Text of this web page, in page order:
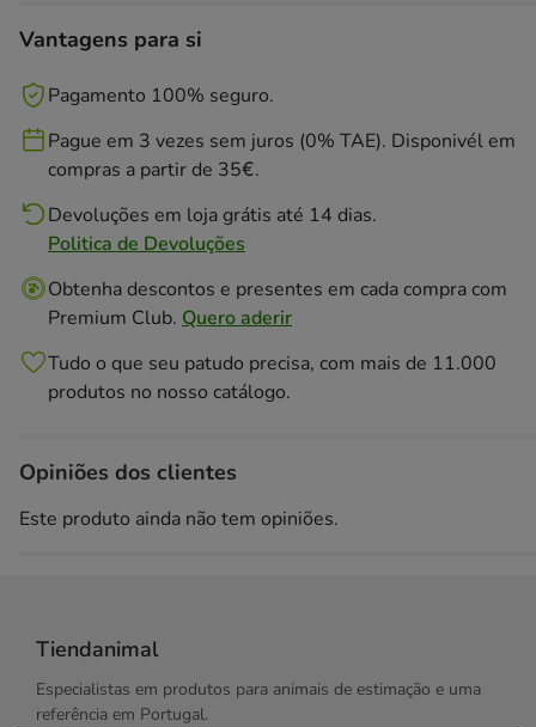
Vantagens para si
Pagamento 100% seguro.
Pague em 3 vezes sem juros (0% TAE). Disponivél em
compras a partir de 35€.
Devoluções em loja grátis até 14 dias.
Politica de Devoluções
Obtenha descontos e presentes em cada compra com
Premium Club. Quero aderir
Tudo o que seu patudo precisa, com mais de 11.000
produtos no nosso catálogo.
Opiniões dos clientes
Este produto ainda não tem opiniões.
Tiendanimal
Especialistas em produtos para animais de estimação e uma
referência em Portugal.